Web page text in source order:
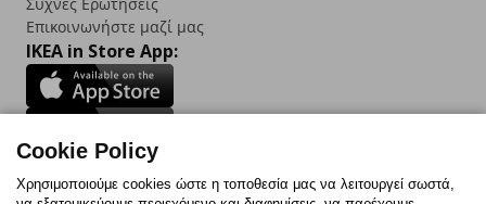
Επικοινωνήστε μαζί μας
IKEA in Store App:
Follow us:
Cookie Policy
Χρησιμοποιούμε cookies ώστε η τοποθεσία μας να λειτουργεί σωστά,